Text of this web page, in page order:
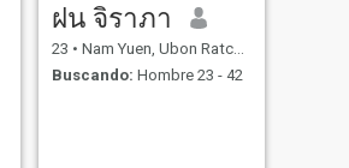
ฝน จิราภา
23 • Nam Yuen, Ubon Ratchathani, Tailandia
Buscando: Hombre 23 - 42